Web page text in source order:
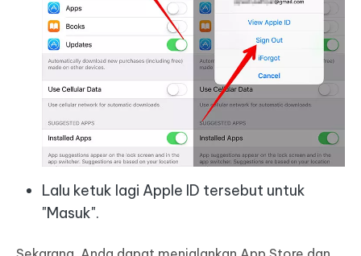
Lalu ketuk lagi Apple ID tersebut untuk
"Masuk".